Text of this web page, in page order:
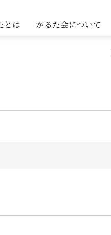
とは かるた会について